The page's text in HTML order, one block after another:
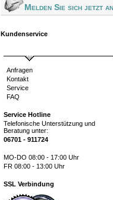
Melden Sie sich jetzt
Kundenservice
Anfragen
Kontakt
Service
FAQ
Service Hotline
Telefonische Unterstützung und
Beratung unter:
06701 - 911724
MO-DO 08:00 - 17:00 Uhr
FR 08:00 - 13:00 Uhr
SSL Verbindung